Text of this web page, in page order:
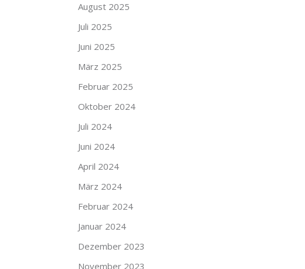
August 2025
Juli 2025
Juni 2025
März 2025
Februar 2025
Oktober 2024
Juli 2024
Juni 2024
April 2024
März 2024
Februar 2024
Januar 2024
Dezember 2023
November 2023